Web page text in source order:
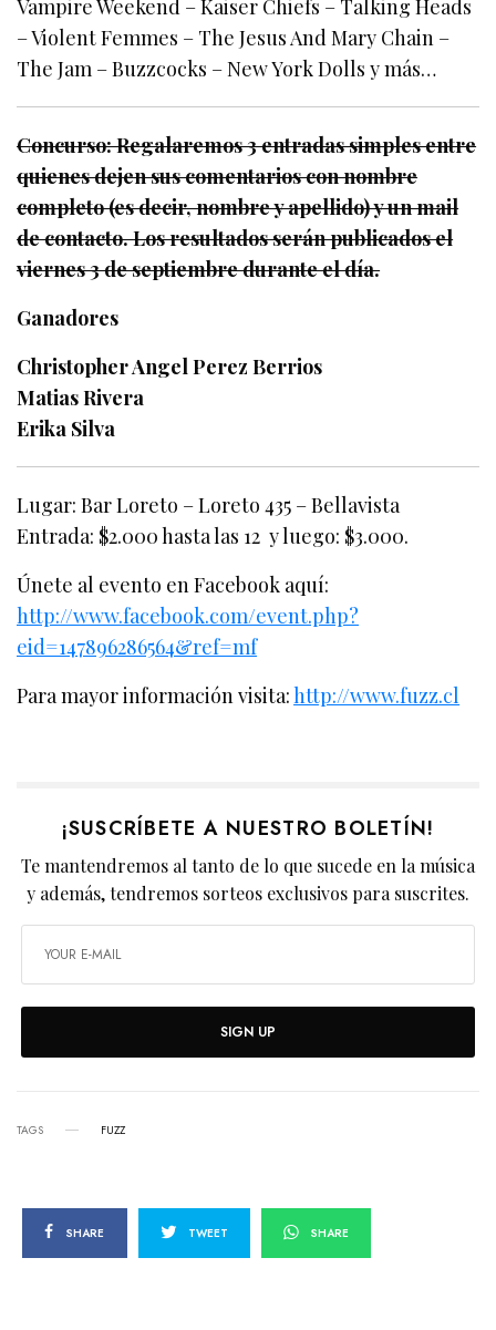
Vampire Weekend – Kaiser Chiefs – Talking Heads
– Violent Femmes – The Jesus And Mary Chain –
The Jam – Buzzcocks – New York Dolls y más…
Concurso: Regalaremos 3 entradas simples entre
quienes dejen sus comentarios con nombre
completo (es decir, nombre y apellido) y un mail
de contacto.Los resultados serán publicados el
viernes 3 de septiembre durante el día.
Ganadores
Christopher Angel Perez Berrios
Matias Rivera
Erika Silva
Lugar: Bar Loreto – Loreto 435 – Bellavista
Entrada: $2.000 hasta las 12 y luego: $3.000.
Únete al evento en Facebook aquí:
http://www.facebook.com/event.php?
eid=147896286564&ref=mf
Para mayor información visita:http://www.fuzz.cl
¡SUSCRÍBETE A NUESTRO BOLETÍN!
Te mantendremos al tanto de lo que sucede en la música
y además, tendremos sorteos exclusivos para suscrites.
SIGN UP
TAGS FUZZ
SHARE TWEET SHARE